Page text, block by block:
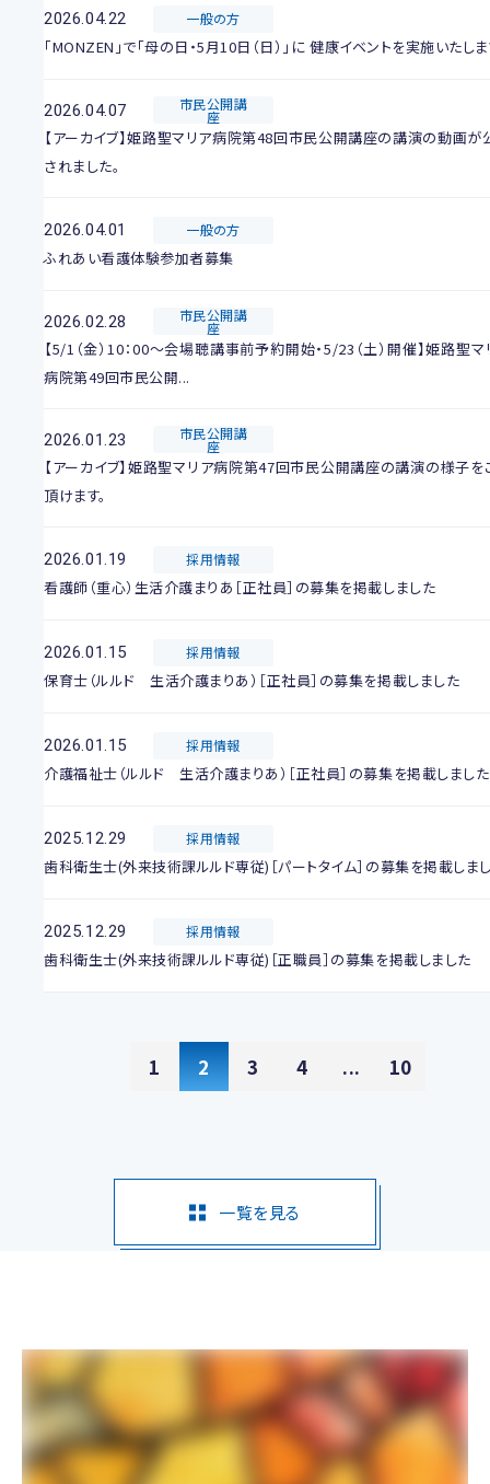
2026.04.22 一般の方
「MONZEN」で「母の日・5月10日（日）」に 健康イベントを実施いたしま
2026.04.07 市民公開講
座
【アーカイブ】姫路聖マリア病院第48回市民公開講座の講演の動画が
されました。
2026.04.01 一般の方
ふれあい看護体験参加者募集
2026.02.28 市民公開講
座
【5/1（金）10：00～会場聴講事前予約開始・5/23（土）開催】姫路聖マ
病院第49回市民公開...
2026.01.23 市民公開講
座
【アーカイブ】姫路聖マリア病院第47回市民公開講座の講演の様子を
頂けます。
2026.01.19 採用情報
看護師（重心）生活介護まりあ［正社員］の募集を掲載しました
2026.01.15 採用情報
保育士（ルルド 生活介護まりあ）［正社員］の募集を掲載しました
2026.01.15 採用情報
介護福祉士（ルルド 生活介護まりあ）［正社員］の募集を掲載しました
2025.12.29 採用情報
歯科衛生士(外来技術課ルルド専従)［パートタイム］の募集を掲載しま
2025.12.29 採用情報
歯科衛生士(外来技術課ルルド専従)［正職員］の募集を掲載しました
1 2 3 4 ... 10
一覧を見る